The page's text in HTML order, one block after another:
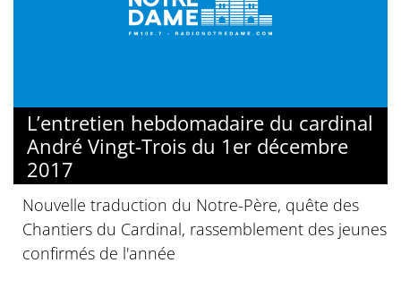
L’entretien hebdomadaire du cardinal
André Vingt-Trois du 1er décembre
2017
Nouvelle traduction du Notre-Père, quête des
Chantiers du Cardinal, rassemblement des jeunes
confirmés de l'année